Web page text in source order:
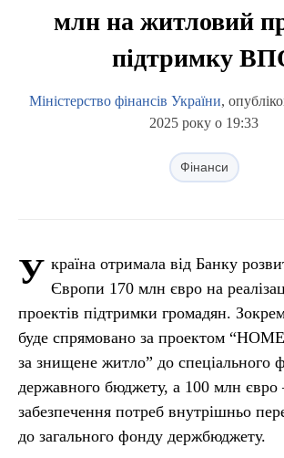
млн на житловий
підтримку
Міністерство фінансів України,
2025 року о 19:33
Фінанси
У країна отримала від Банку
Європи 170 млн євро на
проектів підтримки громадян.
буде спрямовано за проектом
за знищене житло” до спеціального
державного бюджету, а 100 млн євро
забезпечення потреб внутрішньо
до загального фонду держбюджету.